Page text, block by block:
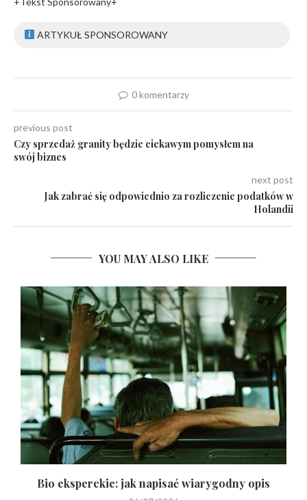
ARTYKUŁ SPONSOROWANY
0 komentarzy
previous post
Czy sprzedaż granity będzie ciekawym pomysłem na
swój biznes
next post
Jak zabrać się odpowiednio za rozliczenie podatków w
Holandii
YOU MAY ALSO LIKE
Bio eksperckie: jak napisać wiarygodny opis